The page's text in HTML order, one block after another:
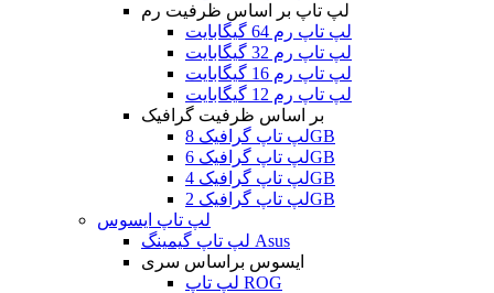
لپ تاپ بر اساس ظرفیت رم
لپ تاپ رم 64 گیگابایت
لپ تاپ رم 32 گیگابایت
لپ تاپ رم 16 گیگابایت
لپ تاپ رم 12 گیگابایت
بر اساس ظرفیت گرافیک
لپ تاپ گرافیک 8GB
لپ تاپ گرافیک 6GB
لپ تاپ گرافیک 4GB
لپ تاپ گرافیک 2GB
لپ تاپ ایسوس
لپ تاپ گیمینگ Asus
ایسوس براساس سری
لپ تاپ ROG